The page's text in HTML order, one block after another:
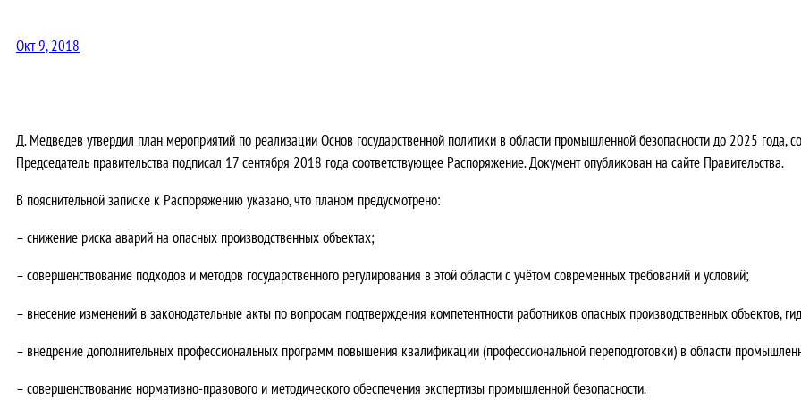
Окт 9, 2018
Д. Медведев утвердил план мероприятий по реализации Основ государственной политики в области промышленной безопасности до 2025 года,
Председатель правительства подписал 17 сентября 2018 года соответствующее Распоряжение. Документ опубликован на сайте Правительства.
В пояснительной записке к Распоряжению указано, что планом предусмотрено:
– снижение риска аварий на опасных производственных объектах;
– совершенствование подходов и методов государственного регулирования в этой области с учётом современных требований и условий;
– внесение изменений в законодательные акты по вопросам подтверждения компетентности работников опасных производственных объектов,
– внедрение дополнительных профессиональных программ повышения квалификации (профессиональной переподготовки) в области
– совершенствование нормативно-правового и методического обеспечения экспертизы промышленной безопасности.